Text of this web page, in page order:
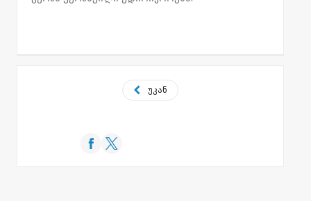
უკან